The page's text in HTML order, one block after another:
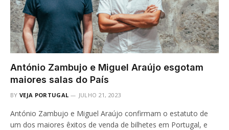
António Zambujo e Miguel Araújo esgotam
maiores salas do País
BY VEJA PORTUGAL JULHO 21, 2023
António Zambujo e Miguel Araújo confirmam o estatuto de
um dos maiores êxitos de venda de bilhetes em Portugal, e